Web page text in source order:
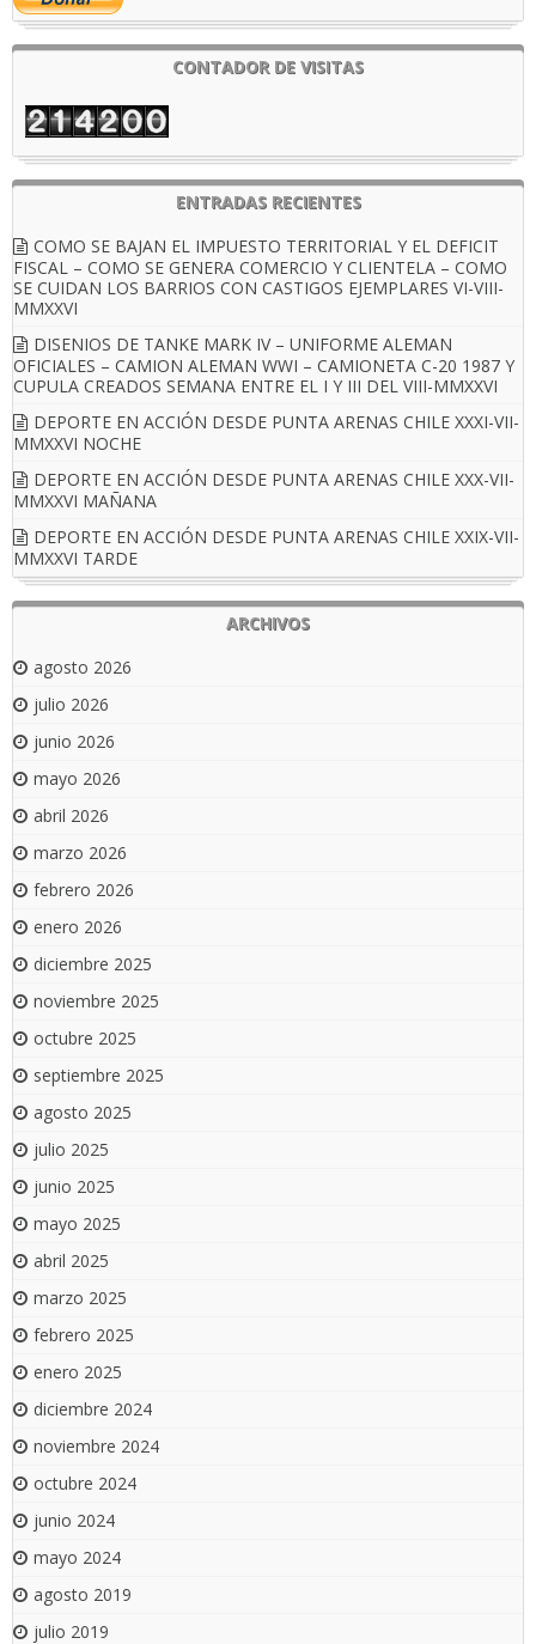
CONTADOR DE VISITAS
ENTRADAS RECIENTES
COMO SE BAJAN EL IMPUESTO TERRITORIAL Y EL DEFICIT
FISCAL – COMO SE GENERA COMERCIO Y CLIENTELA – COMO
SE CUIDAN LOS BARRIOS CON CASTIGOS EJEMPLARES VI-VIII-
MMXXVI
DISENIOS DE TANKE MARK IV – UNIFORME ALEMAN
OFICIALES – CAMION ALEMAN WWI – CAMIONETA C-20 1987 Y
CUPULA CREADOS SEMANA ENTRE EL I Y III DEL VIII-MMXXVI
DEPORTE EN ACCIÓN DESDE PUNTA ARENAS CHILE XXXI-VII-
MMXXVI NOCHE
DEPORTE EN ACCIÓN DESDE PUNTA ARENAS CHILE XXX-VII-
MMXXVI MAÑANA
DEPORTE EN ACCIÓN DESDE PUNTA ARENAS CHILE XXIX-VII-
MMXXVI TARDE
ARCHIVOS
agosto 2026
julio 2026
junio 2026
mayo 2026
abril 2026
marzo 2026
febrero 2026
enero 2026
diciembre 2025
noviembre 2025
octubre 2025
septiembre 2025
agosto 2025
julio 2025
junio 2025
mayo 2025
abril 2025
marzo 2025
febrero 2025
enero 2025
diciembre 2024
noviembre 2024
octubre 2024
junio 2024
mayo 2024
agosto 2019
julio 2019